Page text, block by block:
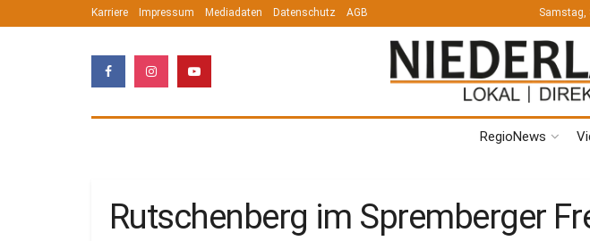
Karriere Impressum Mediadaten Datenschutz AGB Samstag,
RegioNews
Rutschenberg im Spremberger